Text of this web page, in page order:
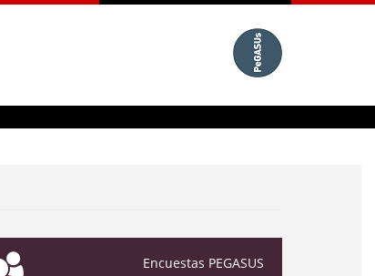
Encuestas PEGASUS